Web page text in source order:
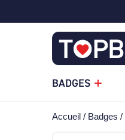
BADGES
Accueil Badges